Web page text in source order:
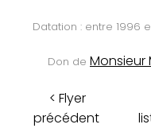
Datation : entre 1996
Don de Monsieur
< Flyer
précédent